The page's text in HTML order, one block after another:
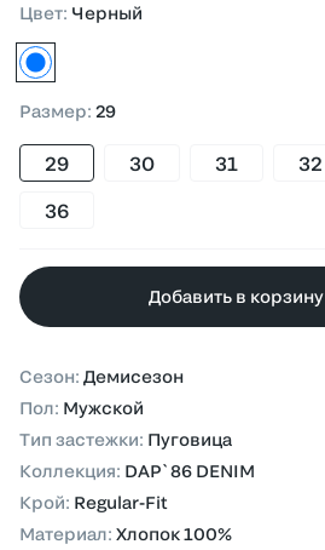
Цвет: Черный
черный
Размер: 29
29 30 31 32
36
Добавить в корзину
Сезон: Демисезон
Пол: Мужской
Тип застежки: Пуговица
Коллекция: DAP`86 DENIM
Крой: Regular-Fit
Материал: Хлопок 100%